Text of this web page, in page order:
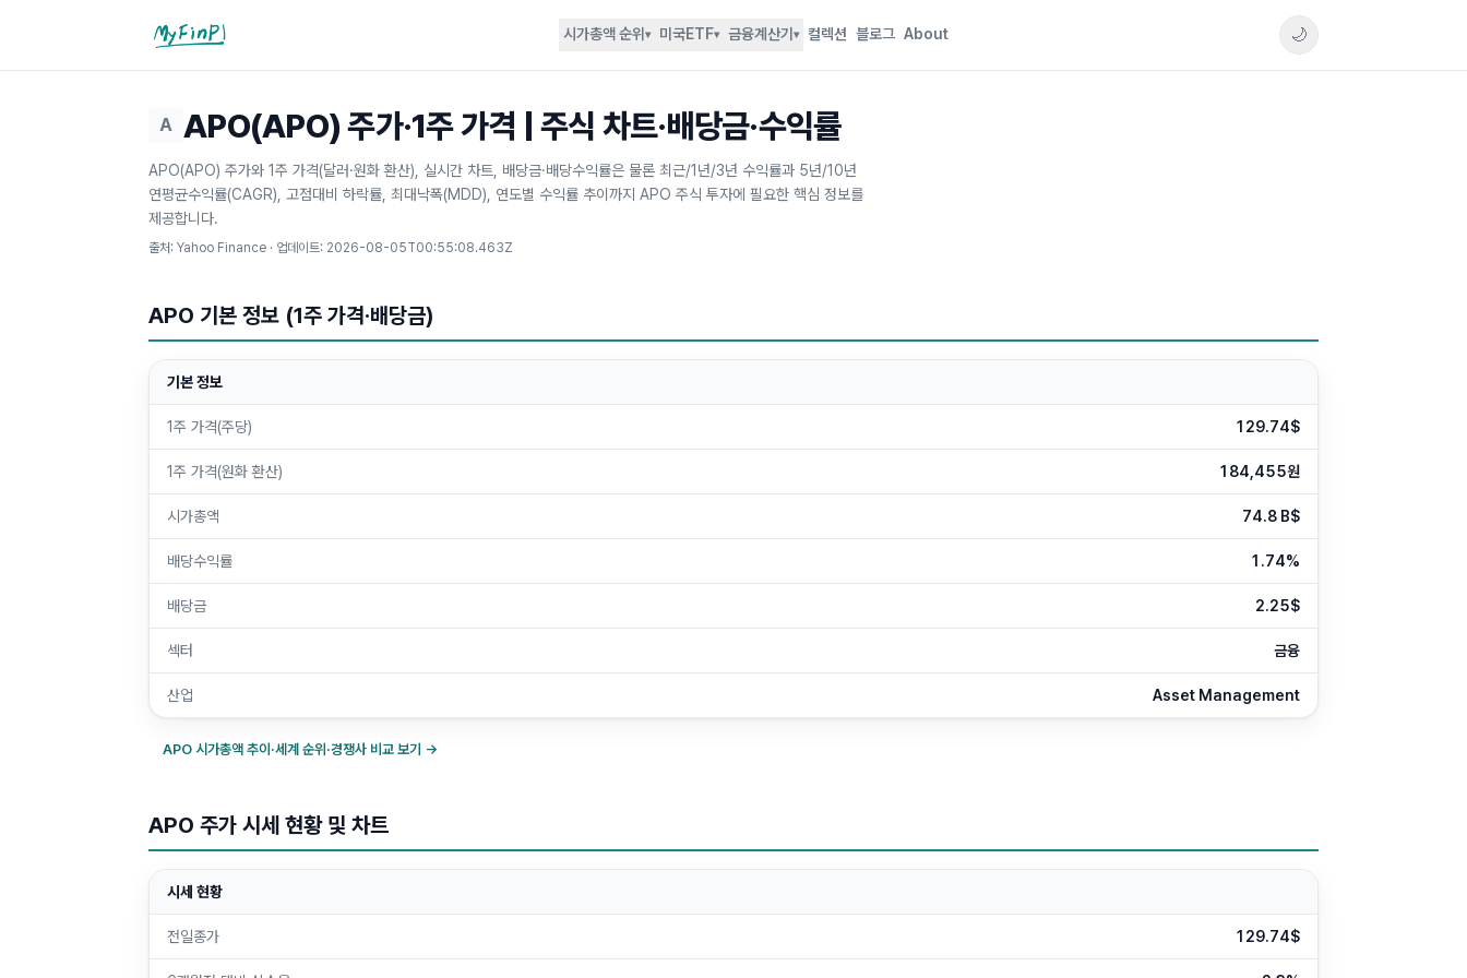
마이핀플
시가총액 순위 ▾ 미국ETF▾ 금융계산기 ▾ 컬렉션 블로그 About 🌙
A APO(APO) 주가·1주 가격 | 주식 차트·배당금·수익률
APO(APO) 주가와 1주 가격(달러·원화 환산), 실시간 차트, 배당금·배당수익률은 물론 최근/1년/3년 수익률과 5년/10년
연평균수익률(CAGR), 고점대비 하락률, 최대낙폭(MDD), 연도별 수익률 추이까지 APO 주식 투자에 필요한 핵심 정보를
제공합니다.
출처: Yahoo Finance · 업데이트: 2026-08-05T00:55:08.463Z
APO 기본 정보 (1주 가격·배당금)
기본 정보
1주 가격(주당) 129.74$
1주 가격(원화 환산) 184,455원
시가총액 74.8 B$
배당수익률 1.74%
배당금 2.25$
섹터 금융
산업 Asset Management
APO 시가총액 추이·세계 순위·경쟁사 비교 보기 →
APO 주가 시세 현황 및 차트
시세 현황
전일종가 129.74$